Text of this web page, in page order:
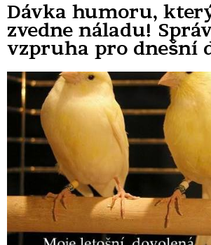
Dávka humoru,
zvedne náladu!
vzpruha pro dnešní